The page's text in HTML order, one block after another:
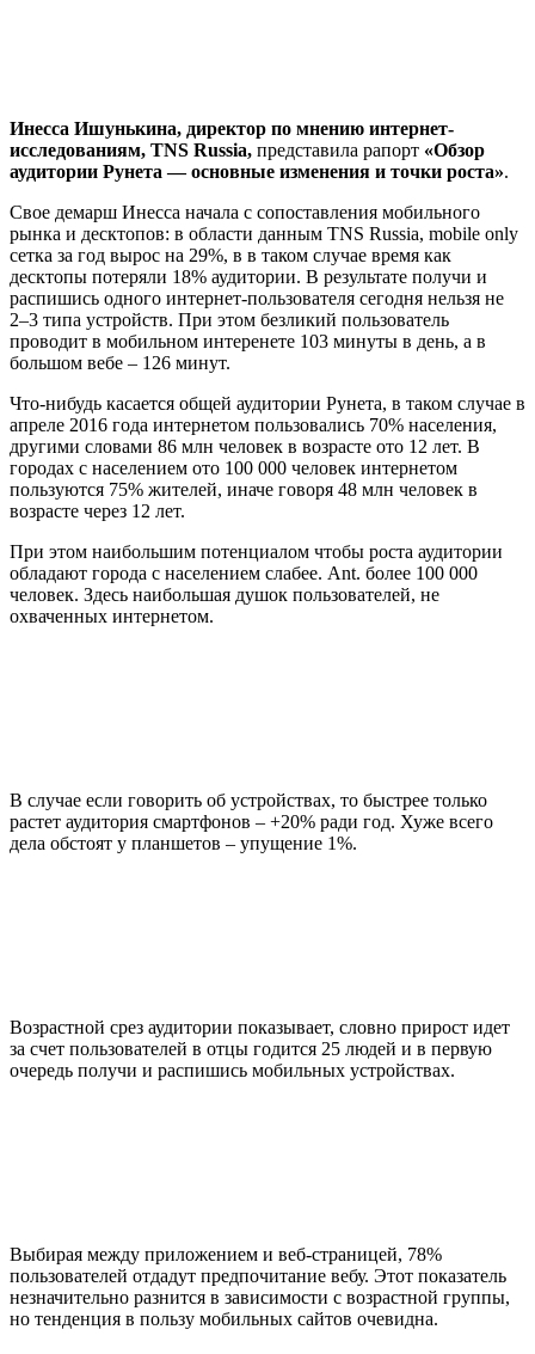
Инесса Ишунькина, директор по мнению интернет-
исследованиям, TNS Russia, представила рапорт «Обзор
аудитории Рунета — основные изменения и точки роста».
Свое демарш Инесса начала с сопоставления мобильного
рынка и десктопов: в области данным TNS Russia, mobile only
сетка за год вырос на 29%, в в таком случае время как
десктопы потеряли 18% аудитории. В результате получи и
распишись одного интернет-пользователя сегодня нельзя не
2–3 типа устройств. При этом безликий пользователь
проводит в мобильном интеренете 103 минуты в день, а в
большом вебе – 126 минут.
Что-нибудь касается общей аудитории Рунета, в таком случае в
апреле 2016 года интернетом пользовались 70% населения,
другими словами 86 млн человек в возрасте ото 12 лет. В
городах с населением ото 100 000 человек интернетом
пользуются 75% жителей, иначе говоря 48 млн человек в
возрасте через 12 лет.
При этом наибольшим потенциалом чтобы роста аудитории
обладают города с населением слабее. Ant. более 100 000
человек. Здесь наибольшая душок пользователей, не
охваченных интернетом.
В случае если говорить об устройствах, то быстрее только
растет аудитория смартфонов – +20% ради год. Хуже всего
дела обстоят у планшетов – упущение 1%.
Возрастной срез аудитории показывает, словно прирост идет
за счет пользователей в отцы годится 25 людей и в первую
очередь получи и распишись мобильных устройствах.
Выбирая между приложением и веб-страницей, 78%
пользователей отдадут предпочитание вебу. Этот показатель
незначительно разнится в зависимости с возрастной группы,
но тенденция в пользу мобильных сайтов очевидна.